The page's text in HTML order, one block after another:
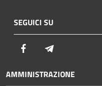
SEGUICI SU
Facebook
AMMINISTRAZIONE